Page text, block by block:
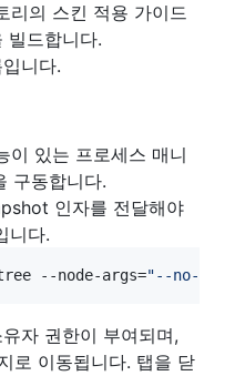
리의 스킨 적용 가이드
빌드합니다.
니다.
이 있는 프로세스 매니
구동합니다.
인자를 전달해야
니다.
--node-args="--no-
자 권한이 부여되며,
로 이동됩니다. 탭을 닫